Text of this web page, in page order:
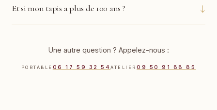
Et si mon tapis a plus de 100 ans ? ↓
Une autre question ? Appelez-nous :
PORTABLE 06 17 59 32 54ATELIER09 50 91 88 85